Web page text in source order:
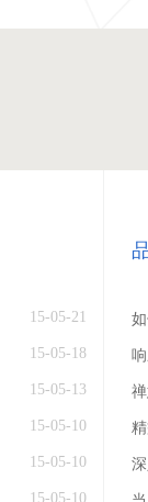
15-05-21
15-05-18
15-05-13
15-05-10
15-05-10
15-05-10